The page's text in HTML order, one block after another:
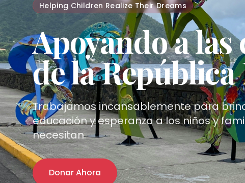
Helping Children Realize Their Dreams
Apoyando a
de la
Trabajamos incansablemente para
educación y esperanza a los niños y
necesitan.
Donar Ahora